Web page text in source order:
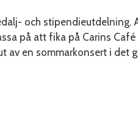
och
på att fika på Carins
av en sommarkonsert i det